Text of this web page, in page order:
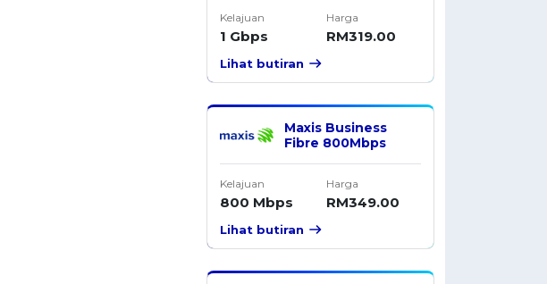
Kelajuan
1 Gbps
Harga
RM319.00
Lihat butiran
Maxis Business
Fibre 800Mbps
Kelajuan
800 Mbps
Harga
RM349.00
Lihat butiran